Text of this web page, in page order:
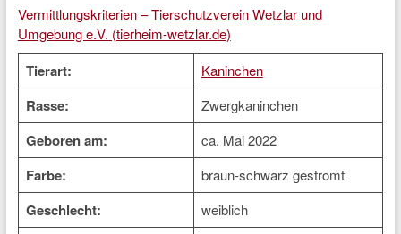
Vermittlungskriterien – Tierschutzverein Wetzlar und
Umgebung e.V. (tierheim-wetzlar.de)
Tierart: Kaninchen
Rasse: Zwergkaninchen
Geboren am: ca. Mai 2022
Farbe: braun-schwarz gestromt
Geschlecht: weiblich